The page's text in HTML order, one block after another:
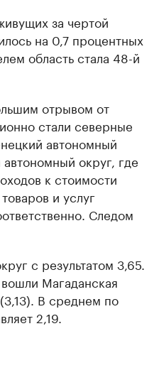
за чертой
на 0,7 процентных
область стала 48-й
отрывом от
стали северные
автономный
округ, где
к стоимости
и услуг
Следом
с результатом 3,65.
Магаданская
В среднем по
2,19.